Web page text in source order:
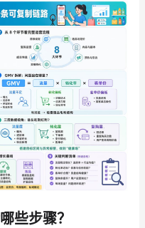
盟
流
代理商
服务商
服务
些步骤？